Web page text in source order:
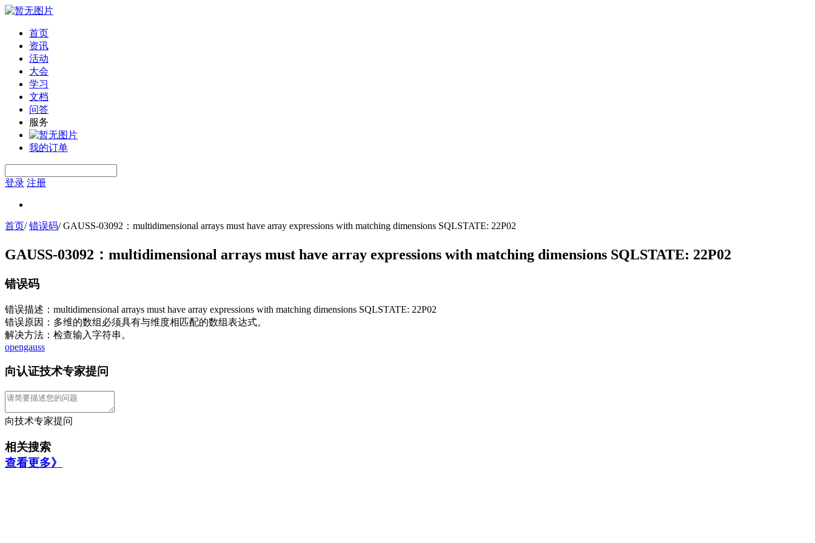
首页
资讯
活动
大会
学习
文档
问答
服务
我的订单
登录 注册
首页/错误码/GAUSS-03092：multidimensional arrays must have array expressions with matching dimensions SQLSTATE: 22P02
GAUSS-03092：multidimensional arrays must have array expressions with matching dimensions SQLSTATE: 22P02
错误码
错误描述：multidimensional arrays must have array expressions with matching dimensions SQLSTATE: 22P02
错误原因：多维的数组必须具有与维度相匹配的数组表达式。
解决方法：检查输入字符串。
opengauss
向认证技术专家提问
向技术专家提问
相关搜索
查看更多》